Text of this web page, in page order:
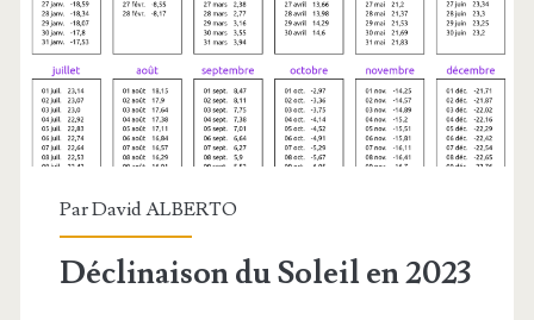
ParDavid ALBERTO
Déclinaison du Soleil en 2023